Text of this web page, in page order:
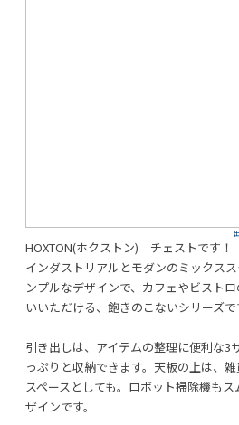
HOXTON(ホクストン) チェストです！
インダストリアルとモダンのミックス
ンプルなデザインで、カフェやビスト
いいただける、飽きのこないシリーズで
引き出しは、アイテムの整理に便利な3
っぷりと収納できます。天板の上は、
スペースとしても。ロボット掃除機も
ザインです。